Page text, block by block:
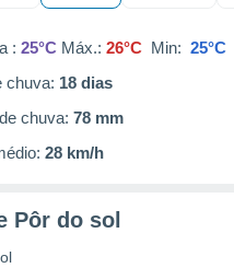
: 25°C Máx.: 26°C Min: 25°C
chuva: 18 dias
chuva: 78 mm
28 km/h
Pôr do sol